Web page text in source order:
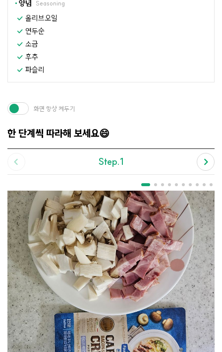
양념 Seasoning
올리브오일
연두순
소금
후추
파슬리
한 단계씩 따라해 보세요😄
화면 항상 켜두기
Step.1